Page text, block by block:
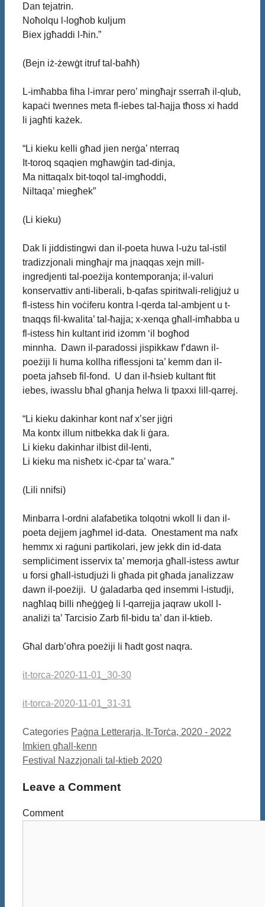
Dan tejatrin.
Noħolqu l-logħob kuljum
Biex jgħaddi l-ħin.”
(Bejn iż-żewġt itruf tal-baħħ)
L-imħabba fiha l-imrar pero’ mingħajr sserraħ il-qlub,
kapaċi twennes meta fl-iebes tal-ħajja tħoss xi ħadd
li jagħti każek.
“Li kieku kelli għad jien nerġa’ nterraq
It-toroq sqaqien mgħawġin tad-dinja,
Ma nittaqalx bit-toqol tal-imgħoddi,
Niltaqa’ miegħek”
(Li kieku)
Dak li jiddistingwi dan il-poeta huwa l-użu tal-istil
tradizzjonali mingħajr ma jnaqqas xejn mill-
ingredjenti tal-poeżija kontemporanja; il-valuri
konservattiv anti-liberali, b-qafas spiritwali-reliġjuż u
fl-istess ħin voċiferu kontra l-qerda tal-ambjent u t-
tnaqqs fil-kwalita’ tal-ħajja; x-xenqa għall-imħabba u
fl-istess ħin kultant irid iżomm ‘il bogħod
minnha. Dawn il-paradossi jispikkaw f’dawn il-
poeżiji li huma kollha riflessjoni ta’ kemm dan il-
poeta jaħseb fil-fond. U dan il-ħsieb kultant ftit
iebes, iwasslu bħal għanja ħelwa li tpaxxi lill-qarrej.
“Li kieku dakinhar kont naf x’ser jiġri
Ma kontx illum nitbekka dak li ġara.
Li kieku dakinhar ilbist dil-lenti,
Li kieku ma nisħetx iċ-ċpar ta’ wara.”
(Lili nnifsi)
Minbarra l-ordni alafabetika tolqotni wkoll li dan il-
poeta dejjem jagħmel id-data. Onestament ma nafx
hemmx xi raġuni partikolari, jew jekk din id-data
sempliċiment isservix ta’ memorja għall-istess awtur
u forsi għall-istudjużi li għada pit għada janalizzaw
dawn il-poeżiji. U ġaladarba qed insemmi l-istudji,
nagħlaq billi nħeġġeġ li l-qarrejja jaqraw ukoll l-
analiżi ta’ Tarcisio Zarb fil-bidu ta’ dan il-ktieb.
Għal darb’oħra poeżiji li ħadt gost naqra.
it-torca-2020-11-01_30-30
it-torca-2020-11-01_31-31
Categories Paġna Letterarja, It-Torċa, 2020 - 2022
Imkien għall-kenn
Festival Nazzjonali tal-ktieb 2020
Leave a Comment
Comment